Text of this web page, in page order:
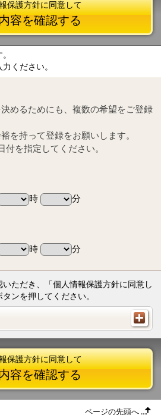
保護方針に同意して
容を確認する
ください。
めるためにも、複数の希望をご登録
を持って登録をお願いします。
を指定してください。
時
分
時 分
ただき、「個人情報保護方針に同意し
ンを押してください。
保護方針に同意して
容を確認する
ページの先頭へ